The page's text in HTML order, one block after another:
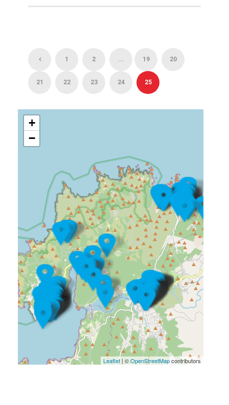
1 2 ... 19 20
21 22 23 24 25
+
−
Leaflet| ©OpenStreetMapcontributors